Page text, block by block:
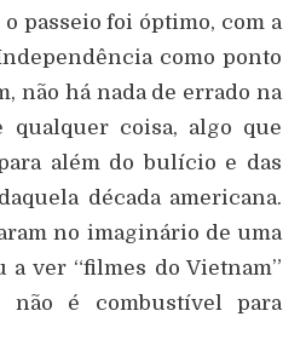
passeio foi óptimo, com a
como ponto
não há nada de errado na
qualquer coisa, algo que
além do bulício e das
década americana.
no imaginário de uma
a ver “filmes do Vietnam”
não é combustível para